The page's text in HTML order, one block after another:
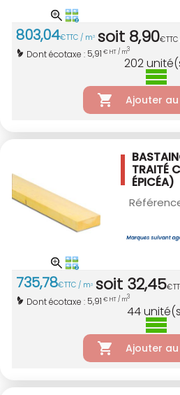
803,04€TTC / m3 soit 8,90€
Dont écotaxe : 5,91 € HT / m3
202
Ajouter
TRAITÉ
ÉPICÉA)
735,78€TTC / m3 soit 32,45€
Dont écotaxe : 5,91 € HT / m3
44
Ajouter